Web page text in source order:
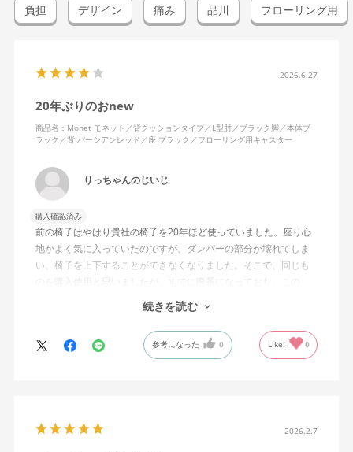
負担 デザイン 痛み 品川 フローリング用
2026.6.27
20年ぶりのおnew
商品名：Monet モネット／背クッションタイプ／L型肘／ブラック脚／本体ブ
ラック／背 パーシアンレッド／座 ブラック／フローリング用キャスター
りっちゃんのじいじ
購入確認済み
前の椅子はやはり貴社の椅子を20年ほど使っていました。座り心
地かよく気に入っていたのですが、ダンパーの部分が壊れてしま
い、椅子を上下することができなくなりました。そこで、同じも
のを購入使用と思いましたが、すでに廃番になっており、この
MonEtを購入しました。やや固めの椅子ですが、使っているうち
になじんでくるのではと思っています。フローリング床で使って
いますが、ややキャスターがよく動きすぎるのが難点でしょう
か。
続きを読む
参考になった 0 Like! 0
2026.2.7